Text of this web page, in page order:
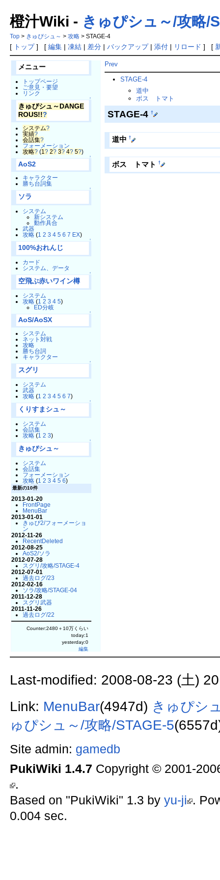
橙汁Wiki - きゅぴシュ～/攻略/
Top> きゅぴシュ～ > 攻略> STAGE-4
[ トップ] [ 編集| 凍結| 差分| バックアップ| 添付| リロード ] [
メニュー
トップページ
ご意見・要望
リンク
↑
きゅぴシュ～DANGE
ROUS!!?
システム?
実績?
会話集?
フォーメーション
攻略?(1 ? 2? 3? 4? 5?)
↑
AoS2
キャラクター
勝ち台詞集
↑
ソラ
システム
新システム
動作具合
武器
攻略(1 2 3 4 5 6 7 EX)
↑
100%おれんじ
カード
システム、データ
↑
空飛ぶ赤いワイン樽
システム
攻略(1 2 3 4 5)
ED分岐
↑
AoS/AoSX
システム
ネット対戦
攻略
勝ち台詞
キャラクター
↑
スグリ
システム
武器
攻略(1 2 3 4 5 6 7)
↑
くりすまシュ～
システム
会話集
攻略(1 2 3)
↑
きゅぴシュ～
システム
会話集
フォーメーション
攻略(1 2 3 4 5 6)
最新の10件
2013-01-20
FrontPage
MenuBar
2013-01-01
きゅぴ2/フォーメーショ
ン
2012-11-26
RecentDeleted
2012-08-25
AoS2/ソラ
2012-07-28
スグリ/攻略/STAGE-4
2012-07-01
過去ログ/23
2012-02-16
ソラ/攻略/STAGE-04
2011-12-28
スグリ武器
2011-11-26
過去ログ/22
Counter:2480＋10万くらい
today:1
yesterday:0
編集
Prev
STAGE-4
道中
ボス トマト
STAGE-4 †
道中 †
ボス トマト †
Last-modified: 2008-08-23 (土)
Link: MenuBar(4947d) きゅぴシ
ゅぴシュ～/攻略/STAGE-5
Site admin: gamedb
PukiWiki 1.4.7 Copyright © 2001-
.
Based on "PukiWiki" 1.3 by yu-ji .
0.004 sec.